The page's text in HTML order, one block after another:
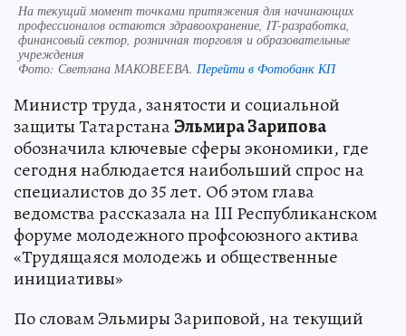
На текущий момент точками притяжения для начинающих
профессионалов остаются здравоохранение, IT-разработка,
финансовый сектор, розничная торговля и образовательные
учреждения
Фото: Светлана МАКОВЕЕВА. Перейти в Фотобанк КП
Министр труда, занятости и социальной
защиты ТатарстанаЭльмира Зарипова
обозначила ключевые сферы экономики, где
сегодня наблюдается наибольший спрос на
специалистов до 35 лет. Об этом глава
ведомства рассказала на III Республиканском
форуме молодежного профсоюзного актива
«Трудящаяся молодежь и общественные
инициативы»
По словам Эльмиры Зариповой, на текущий